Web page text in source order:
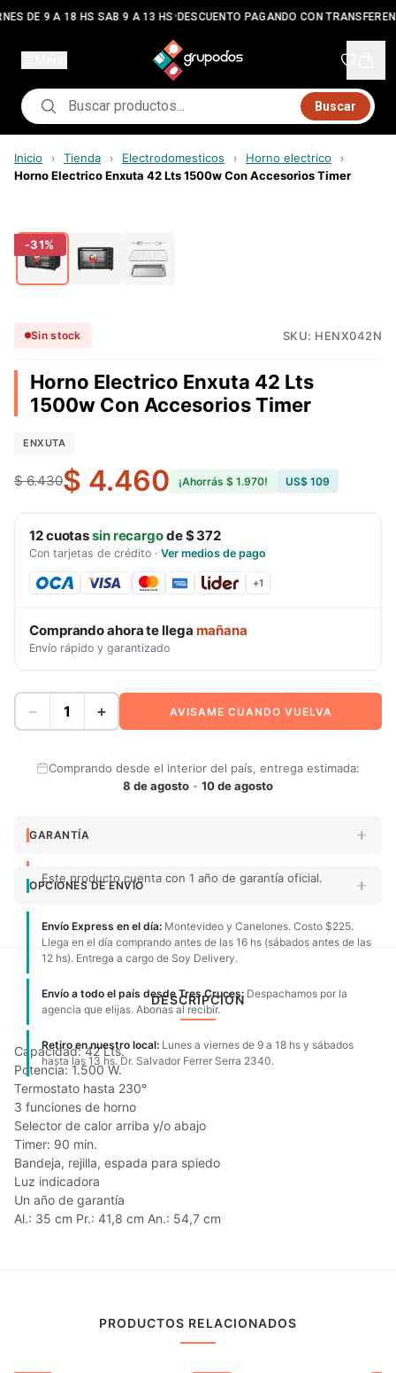
DE 9 A 18 HS SAB 9 A 13 HS•DESCUENTO PAGANDO CON
Buscar
Inicio › Tienda › Electrodomesticos › Horno electrico ›
Horno Electrico Enxuta 42 Lts 1500w Con Accesorios Timer
-31%
Sin stock SKU: HENX042N
Horno Electrico Enxuta 42 Lts
1500w Con Accesorios Timer
ENXUTA
$ 6.430$ 4.460 ¡Ahorrás $ 1.970! US$ 109
12cuotassin recargode$ 372
Con tarjetas de crédito · Ver medios de pago
+1
Comprando ahora te llega mañana
Envío rápido y garantizado
− + AVISAME CUANDO VUELVA
Comprando desde el interior del país, entrega estimada:
8 de agosto - 10 de agosto
GARANTÍA
Este producto cuenta con 1 año de garantía oficial.
OPCIONES DE ENVÍO
Envío Express en el día: Montevideo y Canelones. Costo $225.
Llega en el día comprando antes de las 16 hs (sábados antes de las
12 hs). Entrega a cargo de Soy Delivery.
Envío a todo el país desde Tres Cruces: Despachamos por la
agencia que elijas. Abonas al recibir.
Retiro en nuestro local: Lunes a viernes de 9 a 18 hs y sábados
hasta las 13 hs. Dr. Salvador Ferrer Serra 2340.
DESCRIPCIÓN
Capacidad: 42 Lts.
Potencia: 1.500 W.
Termostato hasta 230°
3 funciones de horno
Selector de calor arriba y/o abajo
Timer: 90 min.
Bandeja, rejilla, espada para spiedo
Luz indicadora
Un año de garantía
Al.: 35 cm Pr.: 41,8 cm An.: 54,7 cm
PRODUCTOS RELACIONADOS